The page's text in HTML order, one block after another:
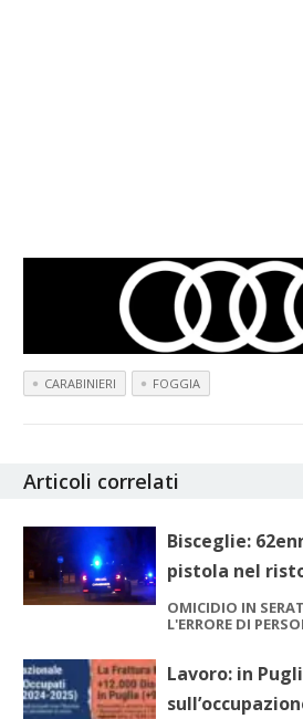
CARABINIERI FOGGIA
Articoli correlati
Bisceglie:
pistola nel
OMICIDIO IN
L'ERRORE DI
Lavoro: in